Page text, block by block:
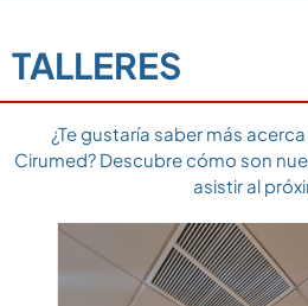
TALLERES
¿Te gustaría saber más
Cirumed? Descubre cómo son
asistir al